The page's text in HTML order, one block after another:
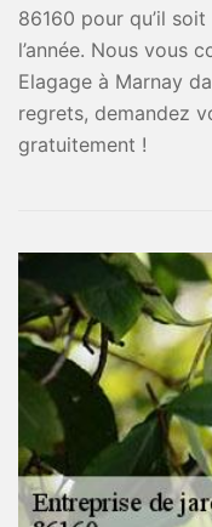
86160 pour qu’il
l’année. Nous vous
Elagage à Marnay
regrets, demandez
gratuitement !